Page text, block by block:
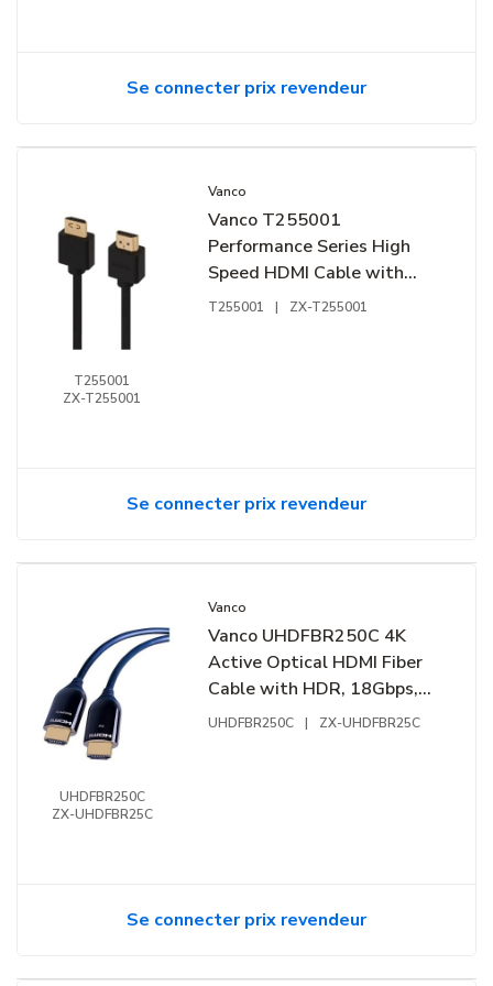
Se connecter prix revendeur
T255001
ZX-T255001
Vanco
Vanco T255001
Performance Series High
Speed HDMI Cable with
Ethernet, 1', TAA Compliant
T255001 | ZX-T255001
Se connecter prix revendeur
UHDFBR250C
ZX-UHDFBR25C
Vanco
Vanco UHDFBR250C 4K
Active Optical HDMI Fiber
Cable with HDR, 18Gbps,
250', Black
UHDFBR250C | ZX-UHDFBR25C
Se connecter prix revendeur